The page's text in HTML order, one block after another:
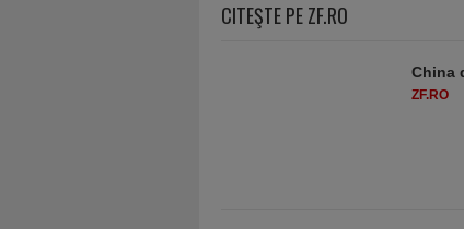
CITEŞTE PE ZF.RO
China
ZF.RO